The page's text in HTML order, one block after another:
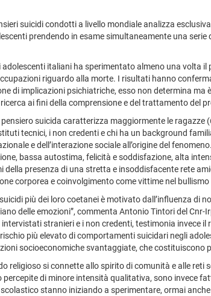
suicidi condotti a livello mondiale analizza
prendendo in esame simultaneamente una
adolescenti italiani ha sperimentato almeno una volta
riguardo alla morte. I risultati hanno
di implicazioni psichiatriche, esso non determina
ai fini della comprensione e del trattamento del
suicida caratterizza maggiormente le ragazze
tecnici, i non credenti e chi ha un background
e dell’interazione sociale all’origine del
bassa autostima, felicità e soddisfazione, alta
presenza di una stretta e insoddisfacente rete
corporea e coinvolgimento come vittime nel bullismo
più dei loro coetanei è motivato dall’influenza di
delle emozioni”, commenta Antonio Tintori del
stranieri e i non credenti, testimonia invece
più elevato di comportamenti suicidari negli
socioeconomiche svantaggiate, che costituiscono
religioso si connette allo spirito di comunità e alle
di minore intensità qualitativa, sono invece
stanno iniziando a sperimentare, ormai